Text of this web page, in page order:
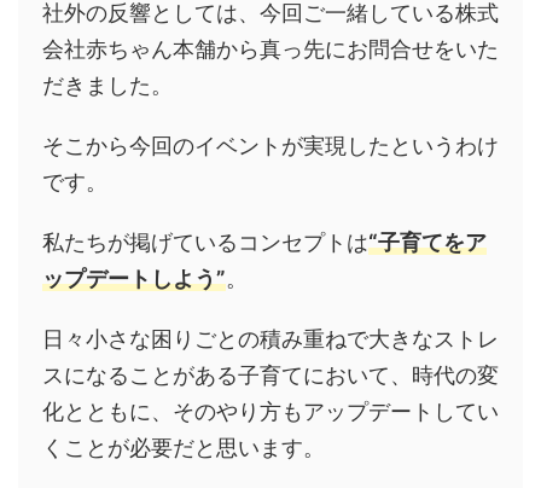
社外の反響としては、今回ご一緒している株式
会社赤ちゃん本舗から真っ先にお問合せをいた
だきました。
そこから今回のイベントが実現したというわけ
です。
私たちが掲げているコンセプトは“子育てをア
ップデートしよう”。
日々小さな困りごとの積み重ねで大きなストレ
スになることがある子育てにおいて、時代の変
化とともに、そのやり方もアップデートしてい
くことが必要だと思います。